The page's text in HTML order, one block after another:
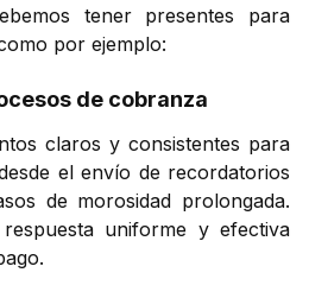
tener presentes para
por ejemplo:
de cobranza
claros y consistentes para
el envío de recordatorios
de morosidad prolongada.
uniforme y efectiva